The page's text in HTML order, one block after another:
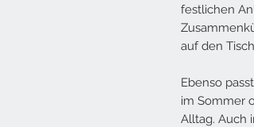
festlichen
auf den
Ebenso
im Sommer
Alltag. Auch